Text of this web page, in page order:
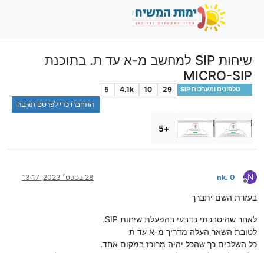
שיחות SIP למחשב מ-א עד ת. בתוכנת
MICRO-SIP
טלפונים ומערכות SIP 29
10
4.1k
5
התחברו כדי לפרסם תגובה
+5
N
מנותק
nk. 0 28 בספט׳ 2023, 13:17
בעזרת השם יתברך
לאחר שהיסבכתי כדבעי בהפעלת שיחות SIP.
לטובת השאר העלה מדריך מ-א עד ת
כל השלבים כך שהכל יהיה מרוכז במקום אחד.